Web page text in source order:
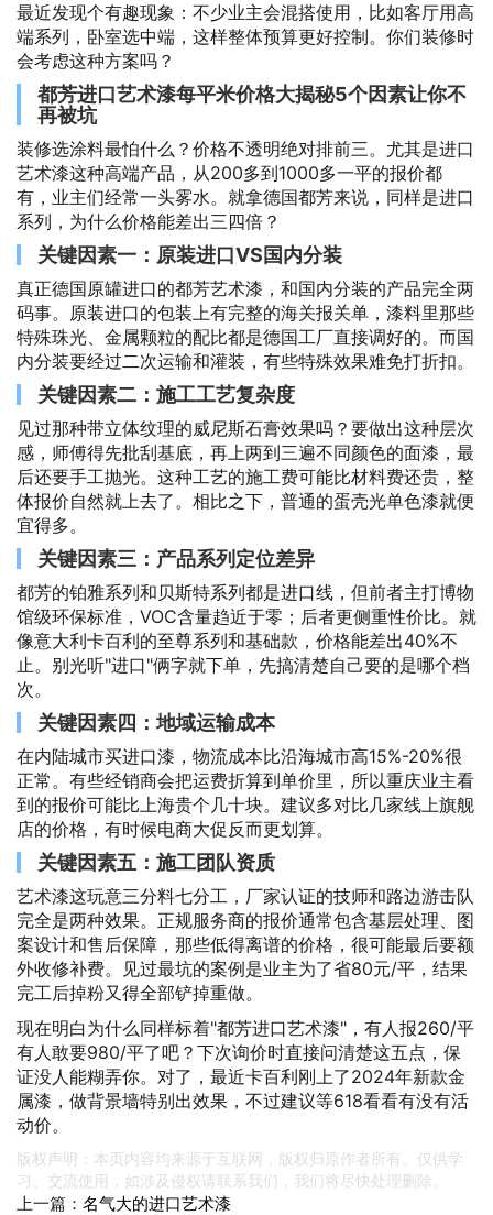
最近发现个有趣现象：不少业主会混搭使用，比如客厅用高
端系列，卧室选中端，这样整体预算更好控制。你们装修时
会考虑这种方案吗？
都芳进口艺术漆每平米价格大揭秘5个因素让你不
再被坑
装修选涂料最怕什么？价格不透明绝对排前三。尤其是进口
艺术漆这种高端产品，从200多到1000多一平的报价都
有，业主们经常一头雾水。就拿德国都芳来说，同样是进口
系列，为什么价格能差出三四倍？
关键因素一：原装进口VS国内分装
真正德国原罐进口的都芳艺术漆，和国内分装的产品完全两
码事。原装进口的包装上有完整的海关报关单，漆料里那些
特殊珠光、金属颗粒的配比都是德国工厂直接调好的。而国
内分装要经过二次运输和灌装，有些特殊效果难免打折扣。
关键因素二：施工工艺复杂度
见过那种带立体纹理的威尼斯石膏效果吗？要做出这种层次
感，师傅得先批刮基底，再上两到三遍不同颜色的面漆，最
后还要手工抛光。这种工艺的施工费可能比材料费还贵，整
体报价自然就上去了。相比之下，普通的蛋壳光单色漆就便
宜得多。
关键因素三：产品系列定位差异
都芳的铂雅系列和贝斯特系列都是进口线，但前者主打博物
馆级环保标准，VOC含量趋近于零；后者更侧重性价比。就
像意大利卡百利的至尊系列和基础款，价格能差出40%不
止。别光听"进口"俩字就下单，先搞清楚自己要的是哪个档
次。
关键因素四：地域运输成本
在内陆城市买进口漆，物流成本比沿海城市高15%-20%很
正常。有些经销商会把运费折算到单价里，所以重庆业主看
到的报价可能比上海贵个几十块。建议多对比几家线上旗舰
店的价格，有时候电商大促反而更划算。
关键因素五：施工团队资质
艺术漆这玩意三分料七分工，厂家认证的技师和路边游击队
完全是两种效果。正规服务商的报价通常包含基层处理、图
案设计和售后保障，那些低得离谱的价格，很可能最后要额
外收修补费。见过最坑的案例是业主为了省80元/平，结果
完工后掉粉又得全部铲掉重做。
现在明白为什么同样标着"都芳进口艺术漆"，有人报260/平
有人敢要980/平了吧？下次询价时直接问清楚这五点，保
证没人能糊弄你。对了，最近卡百利刚上了2024年新款金
属漆，做背景墙特别出效果，不过建议等618看看有没有活
动价。
版权声明：本页内容均来源于互联网，版权归原作者所有。仅供学
习、交流使用，如涉及侵权请联系我们，我们将尽快处理删除。
上一篇： 名气大的进口艺术漆